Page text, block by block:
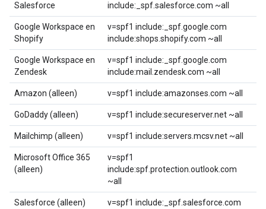
Salesforce
include:_spf.salesforce.com ~all
Google Workspace en
Shopify
v=spf1 include:_spf.google.com
include:shops.shopify.com ~all
Google Workspace en
Zendesk
v=spf1 include:_spf.google.com
include:mail.zendesk.com ~all
Amazon (alleen) v=spf1 include:amazonses.com ~all
GoDaddy (alleen) v=spf1 include:secureserver.net ~all
Mailchimp (alleen) v=spf1 include:servers.mcsv.net ~all
Microsoft Office 365
(alleen)
v=spf1
include:spf.protection.outlook.com
~all
Salesforce (alleen)
v=spf1 include:_spf.salesforce.com